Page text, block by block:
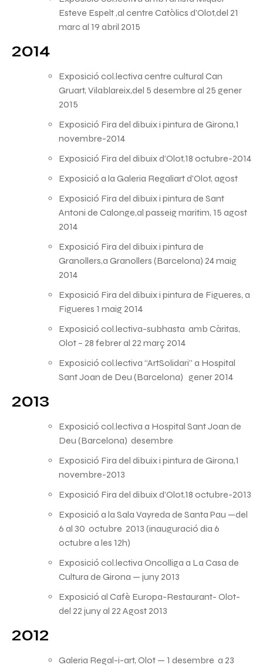
Esteve Espelt ,al centre Catòlics d’Olot,del 21
marc al 19 abril 2015
2014
Exposició col.lectiva centre cultural Can
Gruart, Vilablareix,del 5 desembre al 25 gener
2015
Exposició Fira del dibuix i pintura de Girona,1
novembre-2014
Exposició Fira del dibuix d’Olot,18 octubre-2014
Exposició a la Galeria Regaliart d’Olot, agost
Exposició Fira del dibuix i pintura de Sant
Antoni de Calonge,al passeig maritim, 15 agost
2014
Exposició Fira del dibuix i pintura de
Granollers,a Granollers (Barcelona) 24 maig
2014
Exposició Fira del dibuix i pintura de Figueres, a
Figueres 1 maig 2014
Exposició col.lectiva-subhasta amb Càritas,
Olot – 28 febrer al 22 març 2014
Exposició col.lectiva “ArtSolidari” a Hospital
Sant Joan de Deu (Barcelona) gener 2014
2013
Exposició col.lectiva a Hospital Sant Joan de
Deu (Barcelona) desembre
Exposició Fira del dibuix i pintura de Girona,1
novembre-2013
Exposició Fira del dibuix d’Olot,18 octubre-2013
Exposició a la Sala Vayreda de Santa Pau —del
6 al 30 octubre 2013 (inauguració dia 6
octubre a les 12h)
Exposició col.lectiva Oncolliga a La Casa de
Cultura de Girona — juny 2013
Exposició al Cafè Europa-Restaurant- Olot-
del 22 juny al 22 Agost 2013
2012
Galeria Regal-i-art, Olot — 1 desembre a 23